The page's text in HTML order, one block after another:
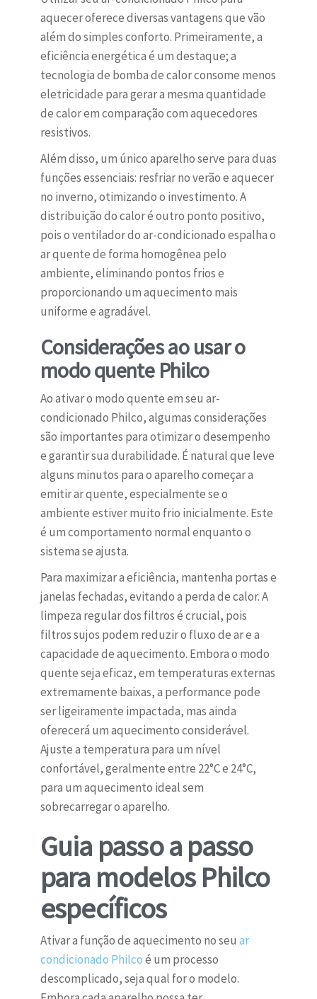
aquecer oferece diversas vantagens que vão
além do simples conforto. Primeiramente, a
eficiência energética é um destaque; a
tecnologia de bomba de calor consome menos
eletricidade para gerar a mesma quantidade
de calor em comparação com aquecedores
resistivos.
Além disso, um único aparelho serve para duas
funções essenciais: resfriar no verão e aquecer
no inverno, otimizando o investimento. A
distribuição do calor é outro ponto positivo,
pois o ventilador do ar-condicionado espalha o
ar quente de forma homogênea pelo
ambiente, eliminando pontos frios e
proporcionando um aquecimento mais
uniforme e agradável.
Considerações ao usar o
modo quente Philco
Ao ativar o modo quente em seu ar-
condicionado Philco, algumas considerações
são importantes para otimizar o desempenho
e garantir sua durabilidade. É natural que leve
alguns minutos para o aparelho começar a
emitir ar quente, especialmente se o
ambiente estiver muito frio inicialmente. Este
é um comportamento normal enquanto o
sistema se ajusta.
Para maximizar a eficiência, mantenha portas e
janelas fechadas, evitando a perda de calor. A
limpeza regular dos filtros é crucial, pois
filtros sujos podem reduzir o fluxo de ar e a
capacidade de aquecimento. Embora o modo
quente seja eficaz, em temperaturas externas
extremamente baixas, a performance pode
ser ligeiramente impactada, mas ainda
oferecerá um aquecimento considerável.
Ajuste a temperatura para um nível
confortável, geralmente entre 22°C e 24°C,
para um aquecimento ideal sem
sobrecarregar o aparelho.
Guia passo a passo
para modelos Philco
específicos
Ativar a função de aquecimento no seu ar
condicionado Philcoé um processo
descomplicado, seja qual for o modelo.